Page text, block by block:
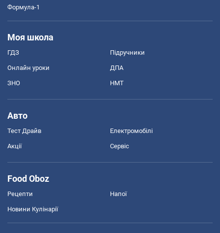
Формула-1
Моя школа
ГДЗ Підручники
Онлайн уроки ДПА
ЗНО НМТ
Авто
Тест Драйв Електромобілі
Акції Сервіс
Food Oboz
Рецепти Напої
Новини Кулінарії